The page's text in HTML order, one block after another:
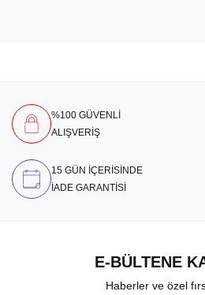
%100 GÜVENLİ
ALIŞVERİŞ
15 GÜN İÇERİSİNDE
İADE GARANTİSİ
E-BÜLTENE
Haberler ve özel